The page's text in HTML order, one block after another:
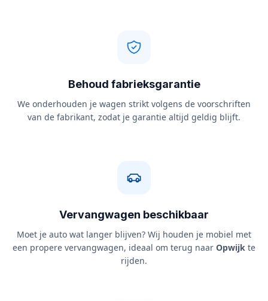
Behoud fabrieksgarantie
We onderhouden je wagen strikt volgens de voorschriften
van de fabrikant, zodat je garantie altijd geldig blijft.
Vervangwagen beschikbaar
Moet je auto wat langer blijven? Wij houden je mobiel met
een propere vervangwagen, ideaal om terug naar Opwijk te
rijden.